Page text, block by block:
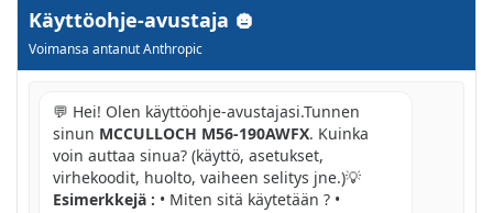
ASENNUS JA SÄÄDÖT
POLTTOAINEEN KASITTELY
KUNNOSSAPITO
TEKNISETTIEDOT
Käyttöohje-avustaja
Voimansa antanut Anthropic
💬 Hei! Olen käyttöohje-avustajasi.Tunnen
sinun MCCULLOCH M56-190AWFX. Kuinka
voin auttaa sinua? (käyttö, asetukset,
virhekoodit, huolto, vaiheen selitys jne.)💡
Esimerkkejä : • Miten sitä käytetään ? •